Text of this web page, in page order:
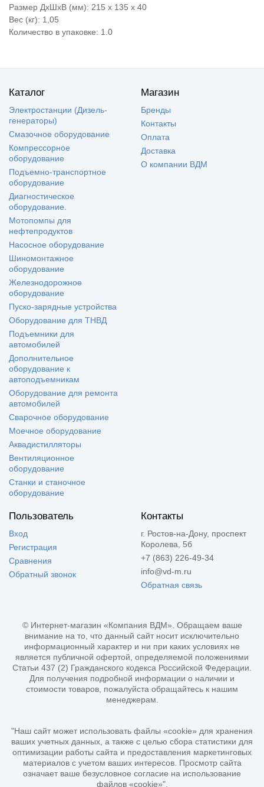
Размер ДхШхВ (мм): 215 x 135 x 40
Вес (кг): 1,05
Количество в упаковке: 1.0
Каталог
Электростанции (Дизель-
генераторы)
Смазочное оборудование
Компрессорное
оборудование
Подъемно-транспортное
оборудование
Диагностическое
оборудование.
Мотопомпы для
нефтепродуктов
Насосное оборудование
Шиномонтажное
оборудование
Железнодорожное
оборудование
Пуско-зарядные устройства
Оборудование для ТНВД
Подъемники для
автомобилей
Дополнительное
оборудование к
автоподъемникам
Оборудование для ремонта
автомобилей
Сварочное оборудование
Моечное оборудование
Аквадистилляторы
Вентиляционное
оборудование
Станки и станочное
оборудование
Магазин
Бренды
Контакты
Оплата
Доставка
О компании ВДМ
Пользователь
Вход
Регистрация
Сравнения
Обратный звонок
Контакты
г. Ростов-на-Дону, проспект
Королева, 5б
+7 (863) 226-49-34
info@vd-m.ru
Обратная связь
© Интернет-магазин «Компания ВДМ». Обращаем ваше
внимание на то, что данный сайт носит исключительно
информационный характер и ни при каких условиях не
является публичной офертой, определяемой положениями
Статьи 437 (2) Гражданского кодекса Российской Федерации.
Для получения подробной информации о наличии и
стоимости товаров, пожалуйста обращайтесь к нашим
менеджерам.
"Наш сайт может использовать файлы «cookie» для хранения
ваших учетных данных, а также с целью сбора статистики для
оптимизации работы сайта и предоставления маркетинговых
материалов с учетом ваших интересов. Просмотр сайта
означает ваше безусловное согласие на использование
файлов «cookie»".